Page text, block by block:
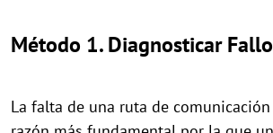
Método 1. Diagnosticar
La falta de una ruta de